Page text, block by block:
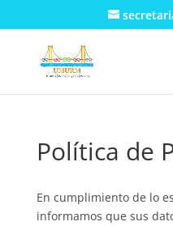
Política de
En cumplimiento de lo
informamos que sus